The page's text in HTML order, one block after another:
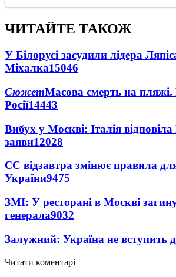
ЧИТАЙТЕ ТАКОЖ
У Білорусі засудили лідера
Міхалка15046
СюжетМасова смерть на
Росії14443
Вибух у Москві: Італія відповіла
заяви12028
ЄС відзавтра змінює правила для
України9475
ЗМІ: У ресторані в Москві
генерала9032
Залужний: Україна не вступить
Читати коментарі